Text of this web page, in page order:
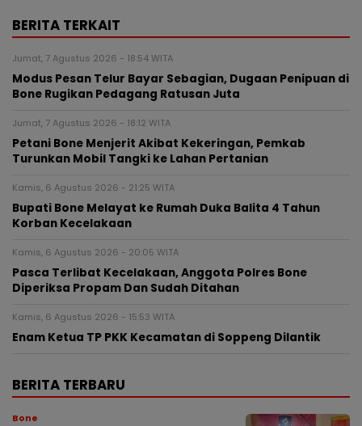
BERITA TERKAIT
Jumat, 7 Agustus 2026 - 18:54 WITA
Modus Pesan Telur Bayar Sebagian, Dugaan Penipuan di
Bone Rugikan Pedagang Ratusan Juta
Jumat, 7 Agustus 2026 - 18:12 WITA
Petani Bone Menjerit Akibat Kekeringan, Pemkab
Turunkan Mobil Tangki ke Lahan Pertanian
Kamis, 6 Agustus 2026 - 21:25 WITA
Bupati Bone Melayat ke Rumah Duka Balita 4 Tahun
Korban Kecelakaan
Kamis, 6 Agustus 2026 - 20:05 WITA
Pasca Terlibat Kecelakaan, Anggota Polres Bone
Diperiksa Propam Dan Sudah Ditahan
Kamis, 6 Agustus 2026 - 15:53 WITA
Enam Ketua TP PKK Kecamatan di Soppeng Dilantik
BERITA TERBARU
Bone